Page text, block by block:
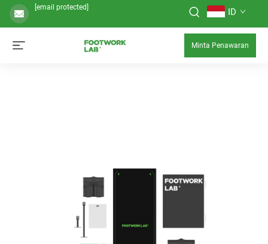
[email protected] ID
Minta Penawaran